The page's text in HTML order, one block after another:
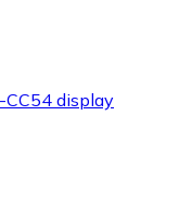
CC54 display